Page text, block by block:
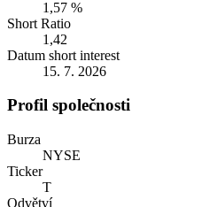
1,57 %
Short Ratio
1,42
Datum short interest
15. 7. 2026
Profil společnosti
Burza
NYSE
Ticker
T
Odvětví